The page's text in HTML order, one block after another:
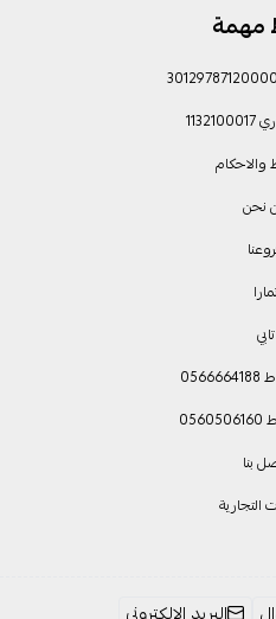
مهمة
والاحكام
نحن
تابي
بنا
التجارية
البريد الإلكتروني